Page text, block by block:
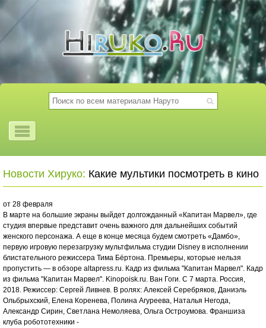
Новости Хируко: Какие мультики посмотреть в кино
от 28 февраля
В марте на большие экраны выйдет долгожданный «Капитан Марвел», где
студия впервые представит очень важного для дальнейших событий
женского персонажа. А еще в конце месяца будем смотреть «Дамбо»,
первую игровую перезагрузку мультфильма студии Disney в исполнении
блистательного режиссера Тима Бёртона. Премьеры, которые нельзя
пропустить — в обзоре altapress.ru. Кадр из фильма "Капитан Марвел". Кадр
из фильма "Капитан Марвел". Kinopoisk.ru. Ван Гоги. С 7 марта. Россия,
2018. Режиссер: Сергей Ливнев. В ролях: Алексей Серебряков, Даниэль
Ольбрыхский, Елена Коренева, Полина Агуреева, Наталья Негода,
Александр Сирин, Светлана Немоляева, Ольга Остроумова. Франшиза
клуба робототехники -